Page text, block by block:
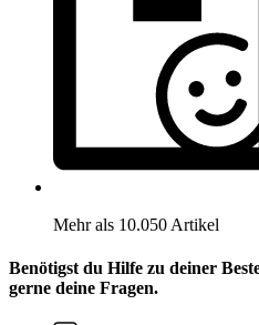
Mehr als 10.050 Artikel
Benötigst du Hilfe zu deiner
gerne deine Fragen.